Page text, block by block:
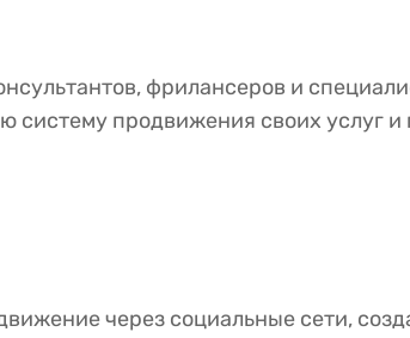
фрилансеров и
систему продвижения своих услуг и
через социальные сети,